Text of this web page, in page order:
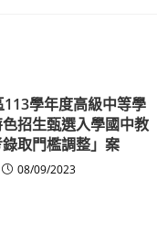
113學年度高級中等學
招生甄選入學國中教
取門檻調整」案
08/09/2023